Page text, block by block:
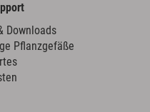
Downloads
Pflanzgefäße